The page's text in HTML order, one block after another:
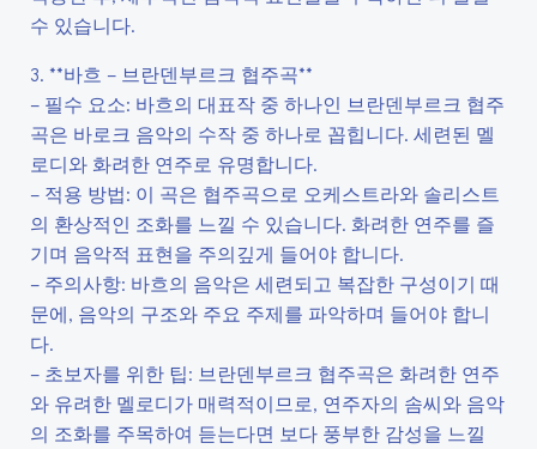
수 있습니다.
3. **바흐 – 브란덴부르크 협주곡**
– 필수 요소: 바흐의 대표작 중 하나인 브란덴부르크 협주
곡은 바로크 음악의 수작 중 하나로 꼽힙니다. 세련된 멜
로디와 화려한 연주로 유명합니다.
– 적용 방법: 이 곡은 협주곡으로 오케스트라와 솔리스트
의 환상적인 조화를 느낄 수 있습니다. 화려한 연주를 즐
기며 음악적 표현을 주의깊게 들어야 합니다.
– 주의사항: 바흐의 음악은 세련되고 복잡한 구성이기 때
문에, 음악의 구조와 주요 주제를 파악하며 들어야 합니
다.
– 초보자를 위한 팁: 브란덴부르크 협주곡은 화려한 연주
와 유려한 멜로디가 매력적이므로, 연주자의 솜씨와 음악
의 조화를 주목하여 듣는다면 보다 풍부한 감성을 느낄